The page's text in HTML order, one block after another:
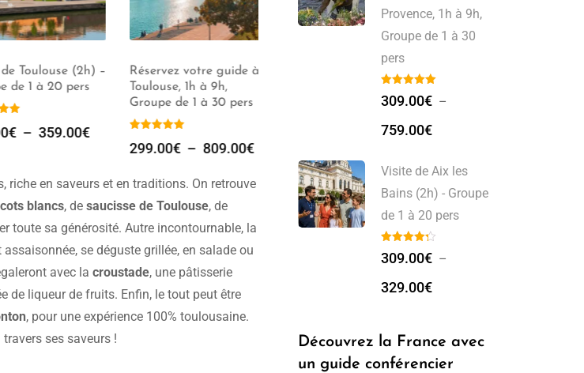
Toulouse (2h) –
1 à 20 pers
– 359.00€
Réservez votre guide à
Toulouse, 1h à 9h,
Groupe de 1 à 30 pers
299.00€–809.00€
Guide Privé Toulouse ***
riche en saveurs et en traditions. On retrouve
blancs, de saucisse de Toulouse, de
toute sa générosité. Autre incontournable, la
se déguste grillée, en salade ou
avec la croustade, une pâtisserie
de liqueur de fruits. Enfin, le tout peut être
, pour une expérience 100% toulousaine.
ses saveurs !
Provence, 1h à 9h,
Groupe de 1 à 30
pers
309.00€ –
759.00€
Visite de Aix les
Bains (2h) - Groupe
de 1 à 20 pers
309.00€ –
329.00€
Découvrez la France avec
un guide conférencier